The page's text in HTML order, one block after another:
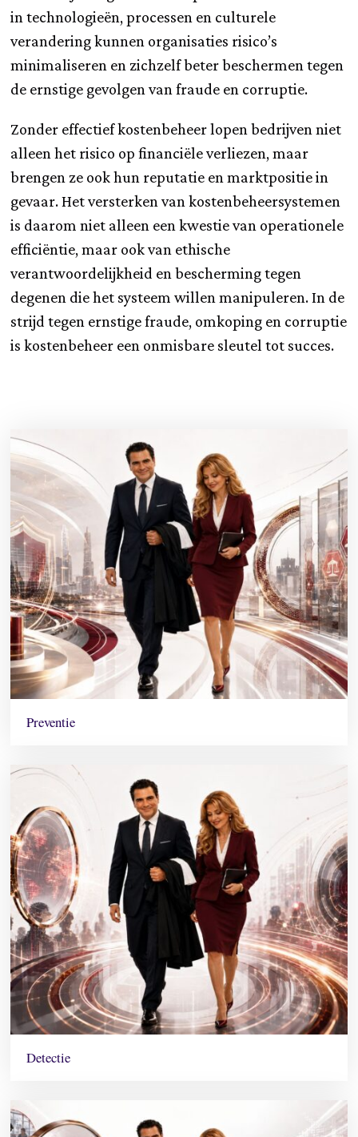
in technologieën, processen en culturele
verandering kunnen organisaties risico’s
minimaliseren en zichzelf beter beschermen tegen
de ernstige gevolgen van fraude en corruptie.
Zonder effectief kostenbeheer lopen bedrijven niet
alleen het risico op financiële verliezen, maar
brengen ze ook hun reputatie en marktpositie in
gevaar. Het versterken van kostenbeheersystemen
is daarom niet alleen een kwestie van operationele
efficiëntie, maar ook van ethische
verantwoordelijkheid en bescherming tegen
degenen die het systeem willen manipuleren. In de
strijd tegen ernstige fraude, omkoping en corruptie
is kostenbeheer een onmisbare sleutel tot succes.
Preventie
Detectie